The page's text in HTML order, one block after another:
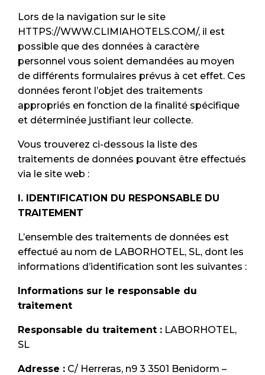
Lors de la navigation sur le site
HTTPS://WWW.CLIMIAHOTELS.COM/, il est
possible que des données à caractère
personnel vous soient demandées au moyen
de différents formulaires prévus à cet effet. Ces
données feront l’objet des traitements
appropriés en fonction de la finalité spécifique
et déterminée justifiant leur collecte.
Vous trouverez ci-dessous la liste des
traitements de données pouvant être effectués
via le site web :
I. IDENTIFICATION DU RESPONSABLE DU
TRAITEMENT
L’ensemble des traitements de données est
effectué au nom de LABORHOTEL, SL, dont les
informations d’identification sont les suivantes :
Informations sur le responsable du
traitement
Responsable du traitement : LABORHOTEL,
SL
Adresse : C/ Herreras, n9 3 3501 Benidorm –